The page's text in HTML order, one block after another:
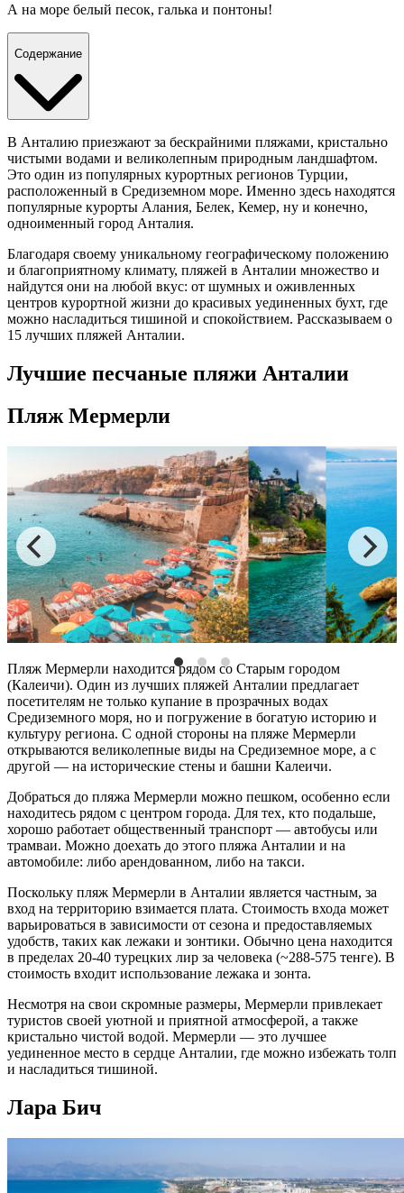
А на море белый песок, галька и понтоны!
Содержание
В Анталию приезжают за бескрайними пляжами, кристально
чистыми водами и великолепным природным ландшафтом.
Это один из популярных курортных регионов Турции,
расположенный в Средиземном море. Именно здесь находятся
популярные курорты Алания, Белек, Кемер, ну и конечно,
одноименный город Анталия.
Благодаря своему уникальному географическому положению
и благоприятному климату, пляжей в Анталии множество и
найдутся они на любой вкус: от шумных и оживленных
центров курортной жизни до красивых уединенных бухт, где
можно насладиться тишиной и спокойствием. Рассказываем о
15 лучших пляжей Анталии.
Лучшие песчаные пляжи Анталии
Пляж Мермерли
Пляж Мермерли находится рядом со Старым городом
(Калеичи). Один из лучших пляжей Анталии предлагает
посетителям не только купание в прозрачных водах
Средиземного моря, но и погружение в богатую историю и
культуру региона. С одной стороны на пляже Мермерли
открываются великолепные виды на Средиземное море, а с
другой — на исторические стены и башни Калеичи.
Добраться до пляжа Мермерли можно пешком, особенно если
находитесь рядом с центром города. Для тех, кто подальше,
хорошо работает общественный транспорт — автобусы или
трамваи. Можно доехать до этого пляжа Анталии и на
автомобиле: либо арендованном, либо на такси.
Поскольку пляж Мермерли в Анталии является частным, за
вход на территорию взимается плата. Стоимость входа может
варьироваться в зависимости от сезона и предоставляемых
удобств, таких как лежаки и зонтики. Обычно цена находится
в пределах 20-40 турецких лир за человека (~288-575 тенге). В
стоимость входит использование лежака и зонта.
Несмотря на свои скромные размеры, Мермерли привлекает
туристов своей уютной и приятной атмосферой, а также
кристально чистой водой. Мермерли — это лучшее
уединенное место в сердце Анталии, где можно избежать толп
и насладиться тишиной.
Лара Бич